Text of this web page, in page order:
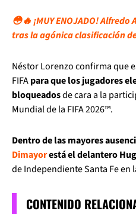
😳🔥 ¡MUY ENOJADO!
tras la agónica clasificación
Néstor Lorenzo confirma que
FIFApara que los jugadores
bloqueadosde cara a la
Mundial de la FIFA 2026™.
Dentro de las mayores
Dimayorestá el delantero
de Independiente Santa Fe en
CONTENIDO